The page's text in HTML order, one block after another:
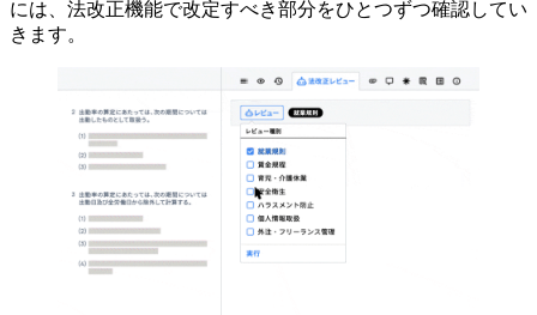
には、法改正機能で改定すべき部分をひとつずつ確認してい
きます。